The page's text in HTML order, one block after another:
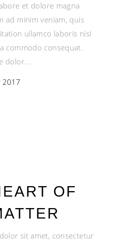
et dolore magna
ad minim veniam, quis
ullamco laboris nisi
commodo consequat.
dolor
2017
OF
sit amet, consectetur